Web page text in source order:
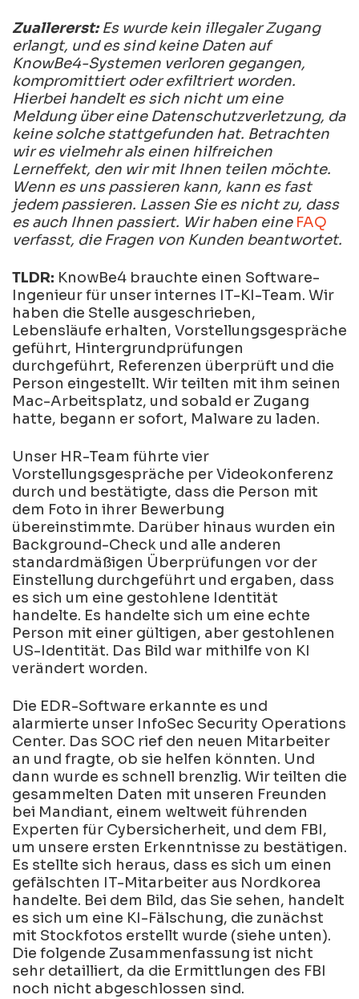
Zuallererst:Es wurde kein illegaler Zugang
erlangt, und es sind keine Daten auf
KnowBe4-Systemen verloren gegangen,
kompromittiert oder exfiltriert worden.
Hierbei handelt es sich nicht um eine
Meldung über eine Datenschutzverletzung, da
keine solche stattgefunden hat. Betrachten
wir es vielmehr als einen hilfreichen
Lerneffekt, den wir mit Ihnen teilen möchte.
Wenn es uns passieren kann, kann es fast
jedem passieren. Lassen Sie es nicht zu, dass
es auch Ihnen passiert. Wir haben eine FAQ
verfasst, die Fragen von Kunden beantwortet.
TLDR: KnowBe4 brauchte einen Software-
Ingenieur für unser internes IT-KI-Team. Wir
haben die Stelle ausgeschrieben,
Lebensläufe erhalten, Vorstellungsgespräche
geführt, Hintergrundprüfungen
durchgeführt, Referenzen überprüft und die
Person eingestellt. Wir teilten mit ihm seinen
Mac-Arbeitsplatz, und sobald er Zugang
hatte, begann er sofort, Malware zu laden.
Unser HR-Team führte vier
Vorstellungsgespräche per Videokonferenz
durch und bestätigte, dass die Person mit
dem Foto in ihrer Bewerbung
übereinstimmte. Darüber hinaus wurden ein
Background-Check und alle anderen
standardmäßigen Überprüfungen vor der
Einstellung durchgeführt und ergaben, dass
es sich um eine gestohlene Identität
handelte. Es handelte sich um eine echte
Person mit einer gültigen, aber gestohlenen
US-Identität. Das Bild war mithilfe von KI
verändert worden.
Die EDR-Software erkannte es und
alarmierte unser InfoSec Security Operations
Center. Das SOC rief den neuen Mitarbeiter
an und fragte, ob sie helfen könnten. Und
dann wurde es schnell brenzlig. Wir teilten die
gesammelten Daten mit unseren Freunden
bei Mandiant, einem weltweit führenden
Experten für Cybersicherheit, und dem FBI,
um unsere ersten Erkenntnisse zu bestätigen.
Es stellte sich heraus, dass es sich um einen
gefälschten IT-Mitarbeiter aus Nordkorea
handelte. Bei dem Bild, das Sie sehen, handelt
es sich um eine KI-Fälschung, die zunächst
mit Stockfotos erstellt wurde (siehe unten).
Die folgende Zusammenfassung ist nicht
sehr detailliert, da die Ermittlungen des FBI
noch nicht abgeschlossen sind.